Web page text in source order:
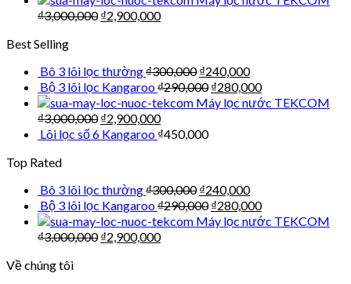
₫3,000,000 ₫2,900,000
Best Selling
Bô 3 lõi lọc thường₫300,000 ₫240,000
Bộ 3 lõi lọc Kangaroo₫290,000 ₫280,000
Máy lọc nước TEKCOM
₫3,000,000 ₫2,900,000
Lõi lọc số 6 Kangaroo ₫450,000
Top Rated
Bô 3 lõi lọc thường₫300,000 ₫240,000
Bộ 3 lõi lọc Kangaroo₫290,000 ₫280,000
Máy lọc nước TEKCOM
₫3,000,000 ₫2,900,000
Về chúng tôi